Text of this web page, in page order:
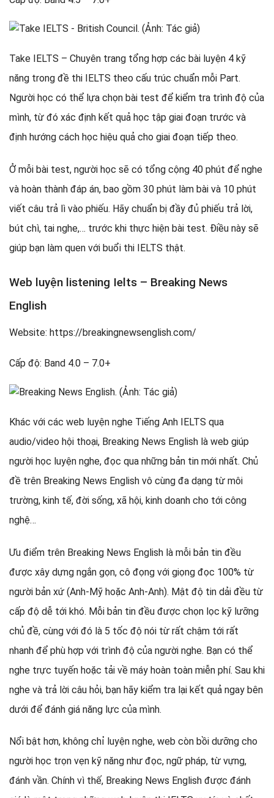
Take IELTS – Chuyên trang tổng hợp các bài luyện 4 kỹ
năng trong đề thi IELTS theo cấu trúc chuẩn mỗi Part.
Người học có thể lựa chọn bài test để kiểm tra trình độ của
mình, từ đó xác định kết quả học tập giai đoạn trước và
định hướng cách học hiệu quả cho giai đoạn tiếp theo.
Ở mỗi bài test, người học sẽ có tổng cộng 40 phút để nghe
và hoàn thành đáp án, bao gồm 30 phút làm bài và 10 phút
viết câu trả lì vào phiếu. Hãy chuẩn bị đầy đủ phiếu trả lời,
bút chì, tai nghe,… trước khi thực hiện bài test. Điều này sẽ
giúp bạn làm quen với buổi thi IELTS thật.
Web luyện listening Ielts – Breaking News
English
Website: https://breakingnewsenglish.com/
Cấp độ: Band 4.0 – 7.0+
Khác với các web luyện nghe Tiếng Anh IELTS qua
audio/video hội thoại, Breaking News English là web giúp
người học luyện nghe, đọc qua những bản tin mới nhất. Chủ
đề trên Breaking News English vô cùng đa dạng từ môi
trường, kinh tế, đời sống, xã hội, kinh doanh cho tới công
nghệ…
Ưu điểm trên Breaking News English là mỗi bản tin đều
được xây dựng ngắn gọn, cô đọng với giọng đọc 100% từ
người bản xứ (Anh-Mỹ hoặc Anh-Anh). Mật độ tin dải đều từ
cấp độ dễ tới khó. Mỗi bản tin đều được chọn lọc kỹ lưỡng
chủ đề, cùng với đó là 5 tốc độ nói từ rất chậm tới rất
nhanh để phù hợp với trình độ của người nghe. Bạn có thể
nghe trực tuyến hoặc tải về máy hoàn toàn miễn phí. Sau khi
nghe và trả lời câu hỏi, bạn hãy kiểm tra lại kết quả ngay bên
dưới để đánh giá năng lực của mình.
Nổi bật hơn, không chỉ luyện nghe, web còn bồi dưỡng cho
người học trọn vẹn kỹ năng như đọc, ngữ pháp, từ vựng,
đánh vần. Chính vì thế, Breaking News English được đánh